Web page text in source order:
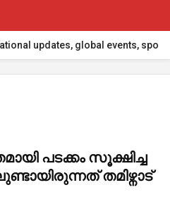
updates, global events,
പടക്കം സൂക്ഷിച്ച
തമിഴ്നാട്